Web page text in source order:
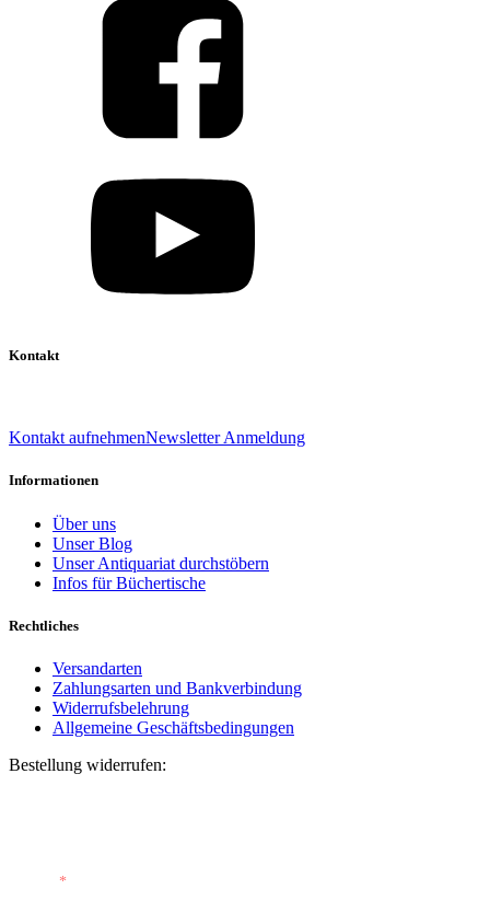
Kontakt
Kontakt aufnehmenNewsletter Anmeldung
Informationen
Über uns
Unser Blog
Unser Antiquariat durchstöbern
Infos für Büchertische
Rechtliches
Versandarten
Zahlungsarten und Bankverbindung
Widerrufsbelehrung
Allgemeine Geschäftsbedingungen
Bestellung widerrufen:
*